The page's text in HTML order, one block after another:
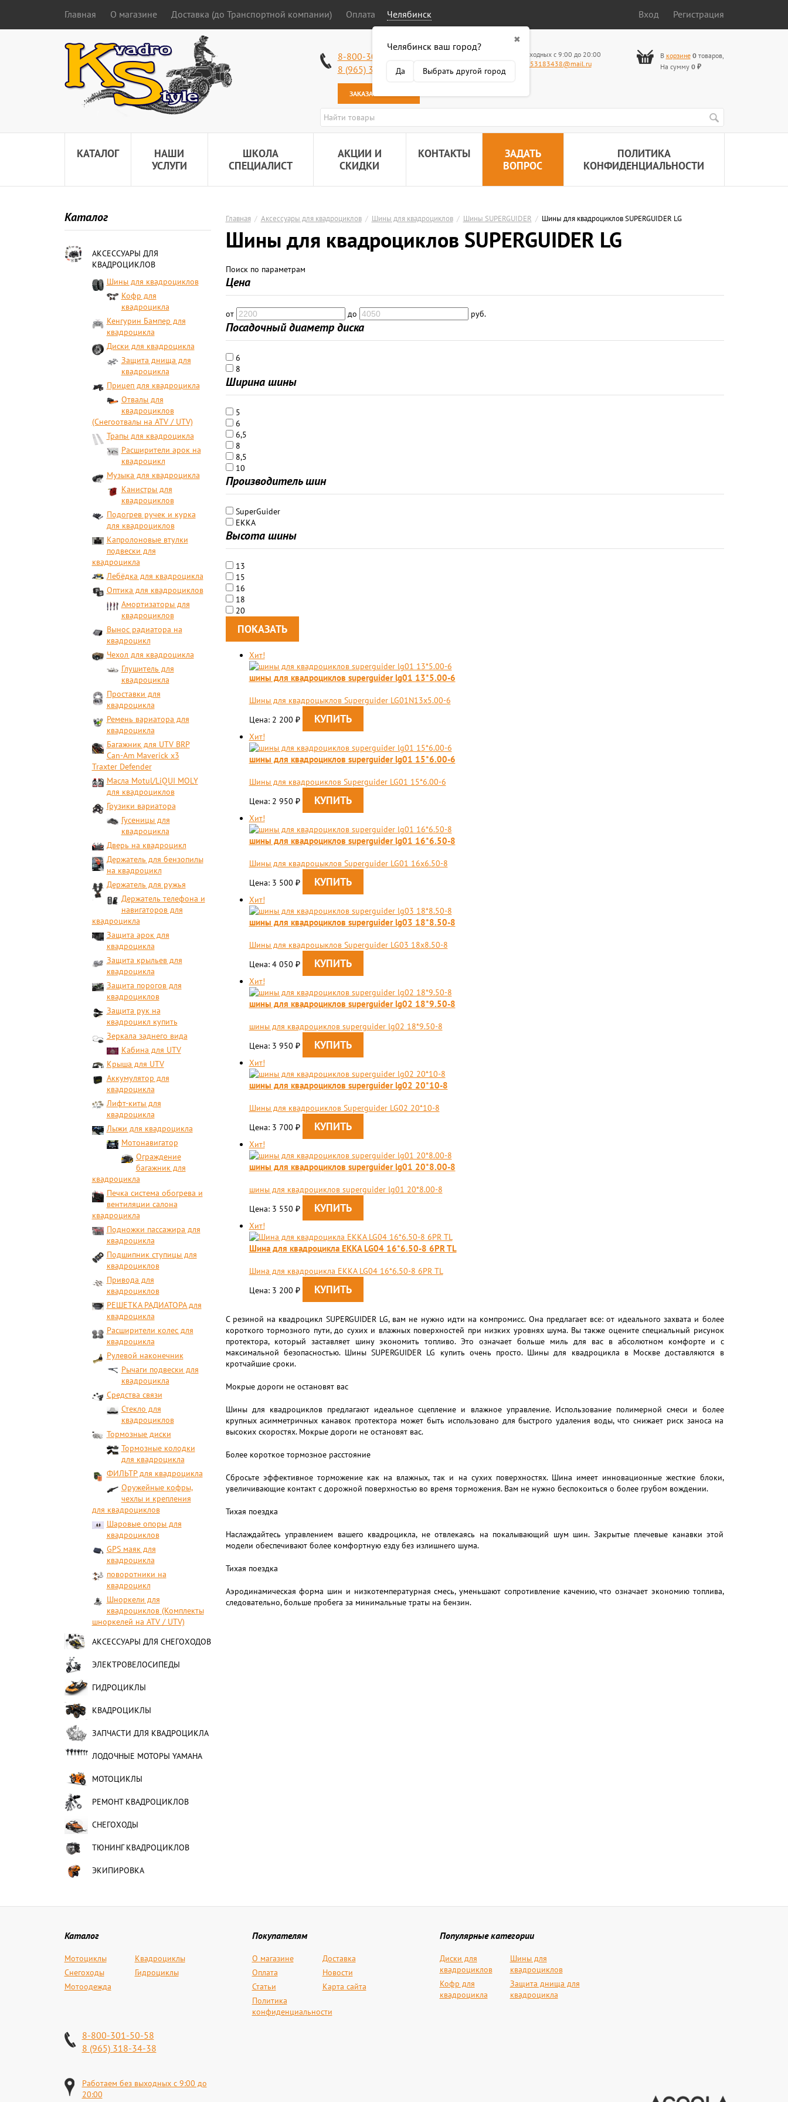
Главная О магазине Доставка (до Транспортной компании) Оплата Челябинск
✖
Челябинск ваш город?
Да Выбрать другой город
Вход Регистрация
8-800-301-50-58
8 (965) 318-34-38
ЗАКАЗАТЬ ЗВОНОК
Работаем без выходных с 9:00 до 20:00
89653183438@mail.ru
В корзине 0товаров,
На сумму 0 ₽
КАТАЛОГ
НАШИ
УСЛУГИ
ШКОЛА
СПЕЦИАЛИСТ
АКЦИИ И
СКИДКИ
КОНТАКТЫ
ЗАДАТЬ
ВОПРОС
ПОЛИТИКА
КОНФИДЕНЦИАЛЬНОСТИ
Каталог
АКСЕССУАРЫ ДЛЯ
КВАДРОЦИКЛОВ
Шины для квадроциклов
Кофр для
квадроцикла
Кенгурин Бампер для
квадроцикла
Диски для квадроцикла
Защита днища для
квадроцикла
Прицеп для квадроцикла
Отвалы для
квадроциклов
(Снегоотвалы на ATV / UTV)
Трапы для квадроцикла
Расширители арок на
квадроцикл
Музыка для квадроцикла
Канистры для
квадроциклов
Подогрев ручек и курка
для квадроциклов
Капролоновые втулки
подвески для
квадроцикла
Лебёдка для квадроцикла
Оптика для квадроциклов
Амортизаторы для
квадроциклов
Вынос радиатора на
квадроцикл
Чехол для квадроцикла
Глушитель для
квадроцикла
Проставки для
квадроцикла
Ремень вариатора для
квадроцикла
Багажник для UTV BRP
Can-Am Maverick x3
Traxter Defender
Масла Motul/LiQUI MOLY
для квадроциклов
Грузики вариатора
Гусеницы для
квадроцикла
Дверь на квадроцикл
Держатель для бензопилы
на квадроцикл
Держатель для ружья
Держатель телефона и
навигаторов для
квадроцикла
Защита арок для
квадроцикла
Защита крыльев для
квадроцикла
Защита порогов для
квадроциклов
Защита рук на
квадроцикл купить
Зеркала заднего вида
Кабина для UTV
Крыша для UTV
Аккумулятор для
квадроцикла
Лифт-киты для
квадроцикла
Лыжи для квадроцикла
Мотонавигатор
Ограждение
багажник для
квадроцикла
Печка система обогрева и
вентиляции салона
квадроцикла
Подножки пассажира для
квадроцикла
Подшипник ступицы для
квадроциклов
Привода для
квадроциклов
РЕШЕТКА РАДИАТОРА для
квадроцикла
Расширители колес для
квадроцикла
Рулевой наконечник
Рычаги подвески для
квадроцикла
Средства связи
Стекло для
квадроциклов
Тормозные диски
Тормозные колодки
для квадроцикла
ФИЛЬТР для квадроцикла
Оружейные кофры,
чехлы и крепления
для квадроциклов
Шаровые опоры для
квадроциклов
GPS маяк для
квадроцикла
поворотники на
квадроцикл
Шноркели для
квадроциклов (Комплекты
шноркелей на ATV / UTV)
АКСЕССУАРЫ ДЛЯ СНЕГОХОДОВ
ЭЛЕКТРОВЕЛОСИПЕДЫ
ГИДРОЦИКЛЫ
КВАДРОЦИКЛЫ
ЗАПЧАСТИ ДЛЯ КВАДРОЦИКЛА
ЛОДОЧНЫЕ МОТОРЫ YAMAHA
МОТОЦИКЛЫ
РЕМОНТ КВАДРОЦИКЛОВ
СНЕГОХОДЫ
ТЮНИНГ КВАДРОЦИКЛОВ
ЭКИПИРОВКА
Главная / Аксессуары для квадроциклов / Шины для квадроциклов / Шины SUPERGUIDER / Шины для квадроциклов SUPERGUIDER LG
Шины для квадроциклов SUPERGUIDER LG
Поиск по параметрам
Цена
от до руб.
Посадочный диаметр диска
6
8
Ширина шины
5
6
6,5
8
8,5
10
Производитель шин
SuperGuider
EKKA
Высота шины
13
15
16
18
20
Хит!
шины для квадроциклов superguider lg01 13*5.00-6
Шины для квадроцыклов Superguider LG01N13x5.00-6
Цена: 2 200 ₽
Хит!
шины для квадроциклов superguider lg01 15*6.00-6
Шины для квадроциклов Superguider LG01 15*6.00-6
Цена: 2 950 ₽
Хит!
шины для квадроциклов superguider lg01 16*6.50-8
Шины для квадроцыклов Superguider LG01 16x6.50-8
Цена: 3 500 ₽
Хит!
шины для квадроциклов superguider lg03 18*8.50-8
Шины для квадроцыклов Superguider LG03 18x8.50-8
Цена: 4 050 ₽
Хит!
шины для квадроциклов superguider lg02 18*9.50-8
шины для квадроциклов superguider lg02 18*9.50-8
Цена: 3 950 ₽
Хит!
шины для квадроциклов superguider lg02 20*10-8
Шины для квадроциклов Superguider LG02 20*10-8
Цена: 3 700 ₽
Хит!
шины для квадроциклов superguider lg01 20*8.00-8
шины для квадроциклов superguider lg01 20*8.00-8
Цена: 3 550 ₽
Хит!
Шина для квадроцикла EKKA LG04 16*6.50-8 6PR TL
Шина для квадроцикла EKKA LG04 16*6.50-8 6PR TL
Цена: 3 200 ₽
С резиной на квадроцикл SUPERGUIDER LG, вам не нужно идти на компромисс. Она предлагает все: от идеального захвата и более
короткого тормозного пути, до сухих и влажных поверхностей при низких уровнях шума. Вы также оцените специальный рисунок
протектора, который заставляет шину экономить топливо. Это означает больше миль для вас в абсолютном комфорте и с
максимальной безопасностью. Шины SUPERGUIDER LG купить очень просто. Шины для квадроцикла в Москве доставляются в
кротчайшие сроки.
Мокрые дороги не остановят вас
Шины для квадроциклов предлагают идеальное сцепление и влажное управление. Использование полимерной смеси и более
крупных асимметричных канавок протектора может быть использовано для быстрого удаления воды, что снижает риск заноса на
высоких скоростях. Мокрые дороги не остановят вас.
Более короткое тормозное расстояние
Сбросьте эффективное торможение как на влажных, так и на сухих поверхностях. Шина имеет инновационные жесткие блоки,
увеличивающие контакт с дорожной поверхностью во время торможения. Вам не нужно беспокоиться о более грубом вождении.
Тихая поездка
Наслаждайтесь управлением вашего квадроцикла, не отвлекаясь на покалывающий шум шин. Закрытые плечевые канавки этой
модели обеспечивают более комфортную езду без излишнего шума.
Тихая поездка
Аэродинамическая форма шин и низкотемпературная смесь, уменьшают сопротивление качению, что означает экономию топлива,
следовательно, больше пробега за минимальные траты на бензин.
Каталог
Мотоциклы
Квадроциклы
Снегоходы
Гидроциклы
Мотоодежда
Покупателям
О магазине
Доставка
Оплата
Новости
Статьи
Карта сайта
Политика
конфиденциальности
Популярные категории
Диски для
квадроциклов
Шины для
квадроциклов
Кофр для
квадроцикла
Защита днища для
квадроцикла
8-800-301-50-58
8 (965) 318-34-38
Работаем без выходных с 9:00 до
20:00